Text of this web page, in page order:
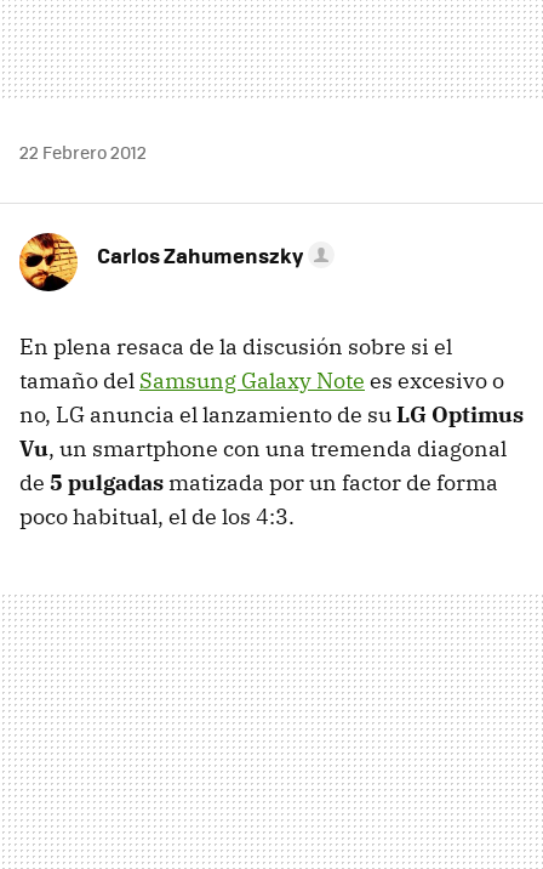
22 Febrero 2012
Carlos Zahumenszky
En plena resaca de la discusión sobre si el
tamaño del Samsung Galaxy Note es excesivo o
no, LG anuncia el lanzamiento de suLG Optimus
Vu, un smartphone con una tremenda diagonal
de 5 pulgadas matizada por un factor de forma
poco habitual, el de los 4:3.